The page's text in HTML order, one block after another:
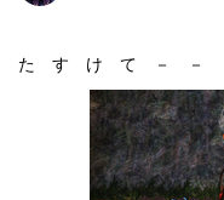
た す け て － －